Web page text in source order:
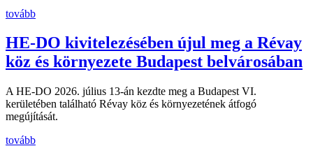
tovább
HE-DO kivitelezésében újul meg a Révay
köz és környezete Budapest belvárosában
A HE-DO 2026. július 13-án kezdte meg a Budapest VI.
kerületében található Révay köz és környezetének átfogó
megújítását.
tovább